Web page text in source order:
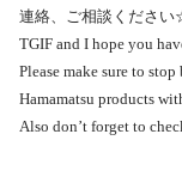
連絡、ご相談くださ
TGIF and I hope you
Please make sure to
Hamamatsu products
Also don’t forget to